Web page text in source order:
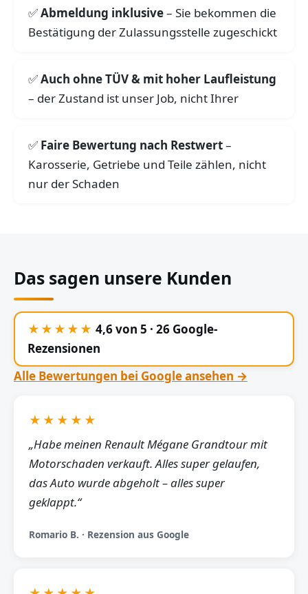
Abmeldung inklusive– Sie bekommen die
Bestätigung der Zulassungsstelle zugeschickt
Auch ohne TÜV & mit hoher Laufleistung
– der Zustand ist unser Job, nicht Ihrer
Faire Bewertung nach Restwert–
Karosserie, Getriebe und Teile zählen, nicht
nur der Schaden
Das sagen unsere Kunden
★★★★★ 4,6 von 5 · 26 Google-
Rezensionen
Alle Bewertungen bei Google ansehen →
★★★★★
„Habe meinen Renault Mégane Grandtour mit
Motorschaden verkauft. Alles super gelaufen,
das Auto wurde abgeholt – alles super
geklappt.“
Romario B. · Rezension aus Google